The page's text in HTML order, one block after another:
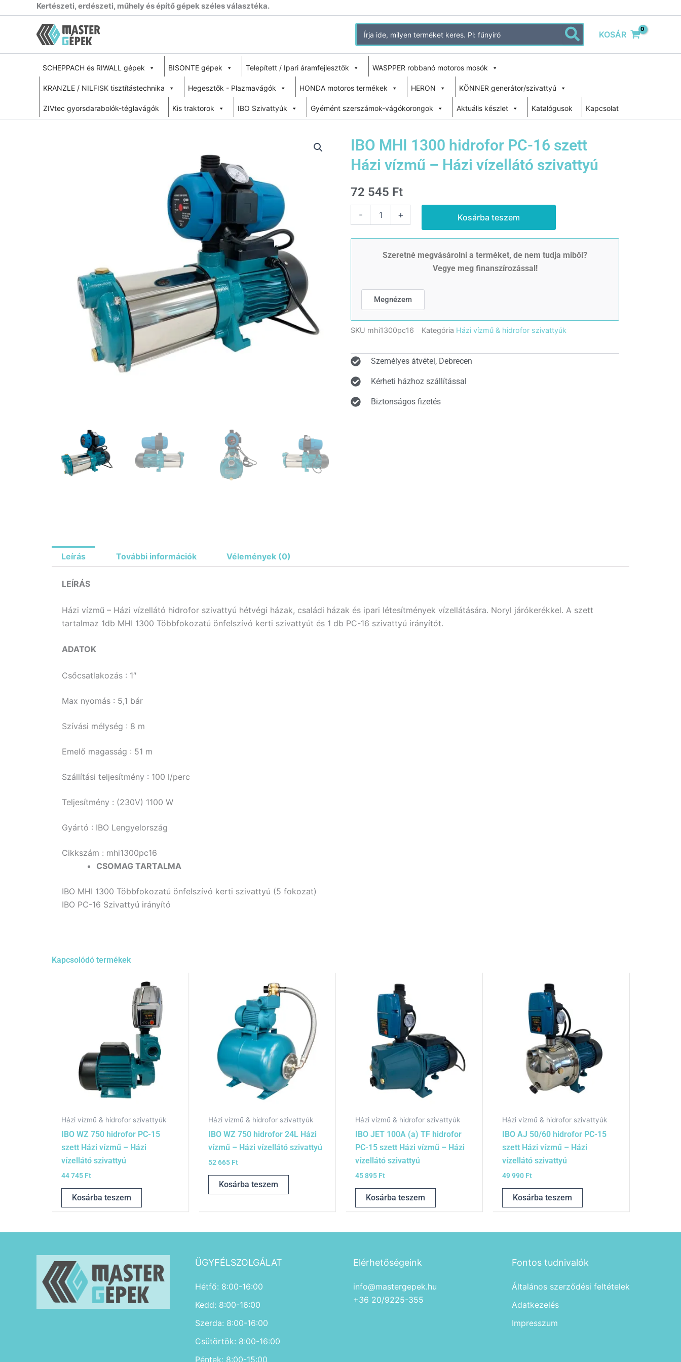
Kertészeti, erdészeti, műhely és építő gépek széles választéka.
Search
for:
KOSÁR
SCHEPPACH és RIWALL gépek BISONTE gépek Telepített / Ipari áramfejlesztők WASPPER robbanó motoros mosók
KRANZLE / NILFISK tisztítástechnika Hegesztők - Plazmavágók HONDA motoros termékek HERON KÖNNER generátor/szivattyú
ZIVtec gyorsdarabolók-téglavágók Kis traktorok IBO Szivattyúk Gyémént szerszámok-vágókorongok Aktuális készlet Katalógusok Kapcsolat
IBO MHI 1300 hidrofor PC-16 szett
Házi vízmű – Házi vízellátó szivattyú
72 545 Ft
-
hidrofor
vízmű
Házi
vízellátó
szivattyú
+ Kosárba teszem
Szeretné megvásárolni a terméket, de nem tudja miből?
Vegye meg finanszírozással!
Megnézem
SKU mhi1300pc16 Kategória Házi vízmű & hidrofor szivattyúk
Személyes átvétel, Debrecen
Kérheti házhoz szállítással
Biztonságos fizetés
Leírás További információk Vélemények (0)
LEÍRÁS
Házi vízmű – Házi vízellátó hidrofor szivattyú hétvégi házak, családi házak és ipari létesítmények vízellátására. Noryl járókerékkel. A szett
tartalmaz 1db MHI 1300 Többfokozatú önfelszívó kerti szivattyút és 1 db PC-16 szivattyú irányítót.
ADATOK
Csőcsatlakozás : 1″
Max nyomás : 5,1 bár
Szívási mélység : 8 m
Emelő magasság : 51 m
Szállítási teljesítmény : 100 l/perc
Teljesítmény : (230V) 1100 W
Gyártó : IBO Lengyelország
Cikkszám : mhi1300pc16
CSOMAG TARTALMA
IBO MHI 1300 Többfokozatú önfelszívó kerti szivattyú (5 fokozat)
IBO PC-16 Szivattyú irányító
Kapcsolódó termékek
Házi vízmű & hidrofor szivattyúk
IBO WZ 750 hidrofor PC-15
szett Házi vízmű – Házi
vízellátó szivattyú
44 745 Ft
Kosárba teszem
Házi vízmű & hidrofor szivattyúk
IBO WZ 750 hidrofor 24L Házi
vízmű – Házi vízellátó szivattyú
52 665 Ft
Kosárba teszem
Házi vízmű & hidrofor szivattyúk
IBO JET 100A (a) TF hidrofor
PC-15 szett Házi vízmű – Házi
vízellátó szivattyú
45 895 Ft
Kosárba teszem
Házi vízmű & hidrofor szivattyúk
IBO AJ 50/60 hidrofor PC-15
szett Házi vízmű – Házi
vízellátó szivattyú
49 990 Ft
Kosárba teszem
ÜGYFÉLSZOLGÁLAT
Hétfő: 8:00-16:00
Kedd: 8:00-16:00
Szerda: 8:00-16:00
Csütörtök: 8:00-16:00
Péntek: 8:00-15:00
Elérhetőségeink
info@mastergepek.hu
+36 20/9225-355
Fontos tudnivalók
Általános szerződési feltételek
Adatkezelés
Impresszum